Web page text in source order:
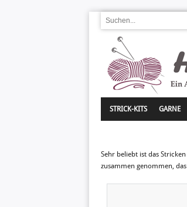
STRICK-KITS GARNE
Sehr beliebt ist das
zusammen genommen,